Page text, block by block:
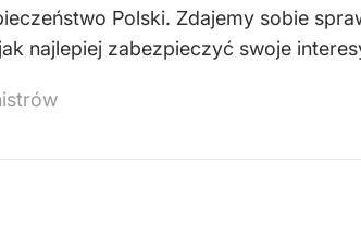
Polski. Zdajemy sobie
najlepiej zabezpieczyć swoje